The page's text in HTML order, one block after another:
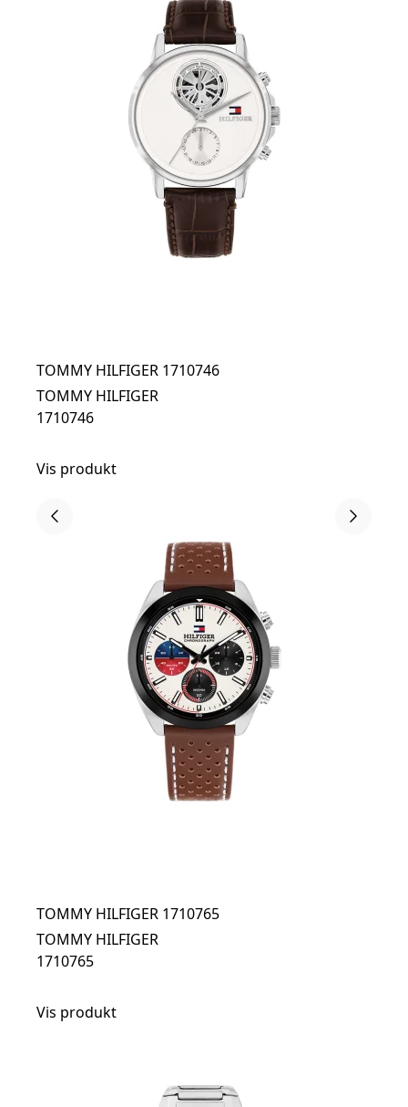
TOMMY HILFIGER 1710746
TOMMY HILFIGER
1710746
Vis produkt
TOMMY HILFIGER 1710765
TOMMY HILFIGER
1710765
Vis produkt